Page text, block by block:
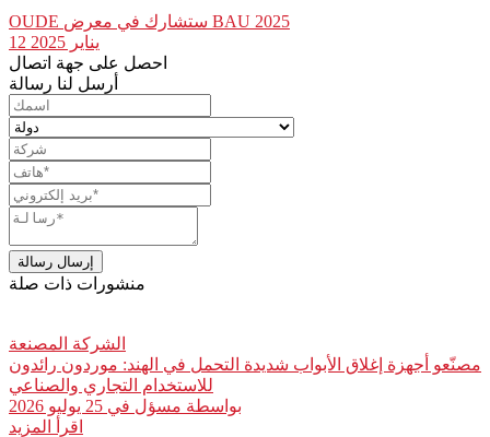
OUDE ستشارك في معرض BAU 2025
12 يناير 2025
احصل على جهة اتصال
أرسل لنا رسالة
إرسال رسالة
منشورات ذات صلة
الشركة المصنعة
مصنّعو أجهزة إغلاق الأبواب شديدة التحمل في الهند: موردون رائدون
للاستخدام التجاري والصناعي
بواسطة مسؤل في 25 يوليو 2026
اقرأ المزيد